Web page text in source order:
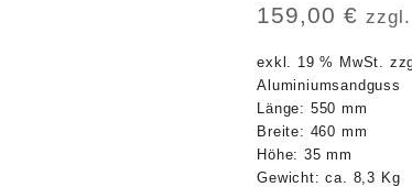
159,00€
exkl. 19 % MwSt.
Aluminiumsandguss
Länge: 550 mm
Breite: 460 mm
Höhe: 35 mm
Gewicht: ca. 8,3 Kg